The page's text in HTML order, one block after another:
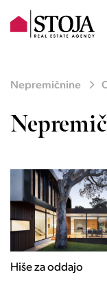
Nepremičnine
Stanovanja